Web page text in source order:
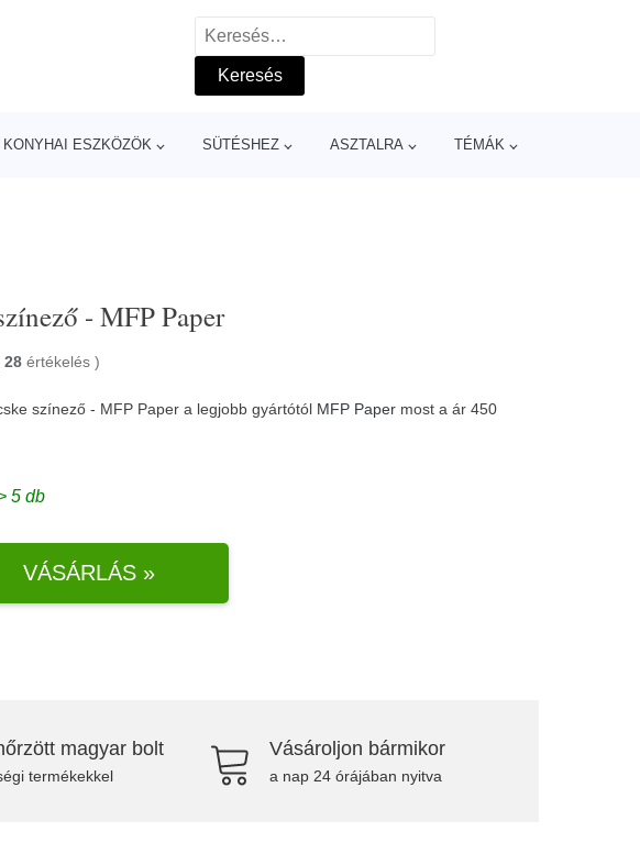
Keresés:
KONYHAI ESZKÖZÖK SÜTÉSHEZ ASZTALRA TÉMÁK
- MFP Paper
28 értékelés)
színező - MFP Paper a legjobb gyártótól MFP Paper most a ár 450
5 db
VÁSÁRLÁS »
magyar bolt
termékekkel
Vásároljon bármikor
a nap 24 órájában nyitva